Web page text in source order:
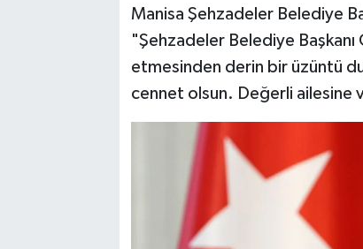
Manisa Şehzadeler Belediye
"Şehzadeler Belediye
etmesinden derin bir üzüntü
cennet olsun. Değerli ailesine